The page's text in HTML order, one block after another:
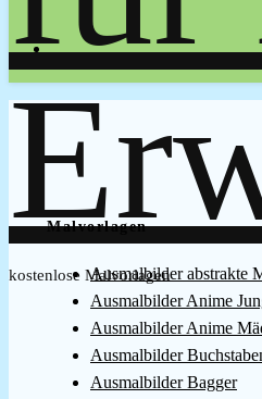
kostenlose Malvorlagen
Malvorlagen
Ausmalbilder abstrakte
Ausmalbilder Anime
Ausmalbilder Anime
Ausmalbilder
Ausmalbilder Bagger